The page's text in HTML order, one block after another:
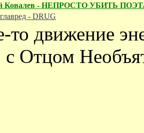
Ковалев - НЕПРОСТО УБИТЬ
- DRUG
то движение
с Отцом